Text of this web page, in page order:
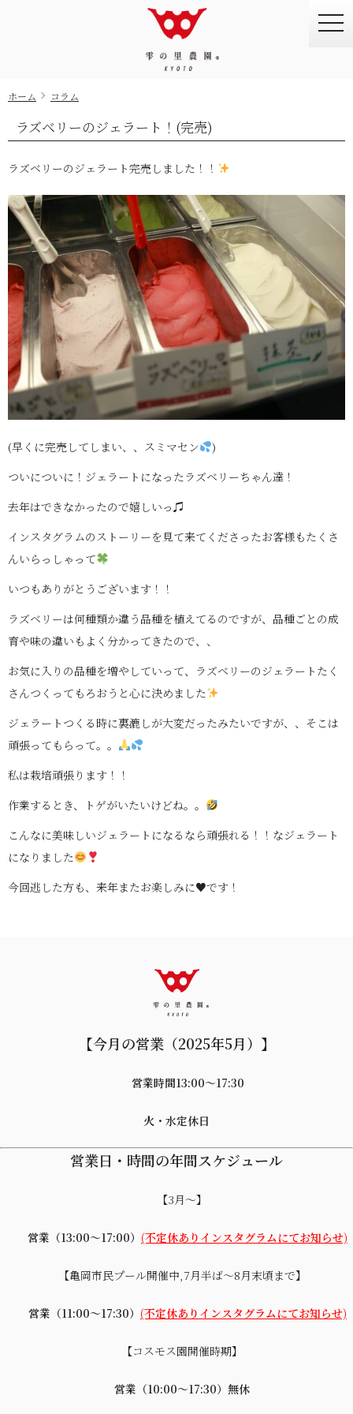
ホーム コラム
ラズベリーのジェラート！(完売)
ラズベリーのジェラート完売しました！！
(早くに完売してしまい、、スミマセン
)
ついについに！ジェラートになったラズベリーちゃん達！
去年はできなかったので嬉しいっ♫
インスタグラムのストーリーを見て来てくださったお客様もたくさ
んいらっしゃって
いつもありがとうございます！！
ラズベリーは何種類か違う品種を植えてるのですが、品種ごとの成
育や味の違いもよく分かってきたので、、
お気に入りの品種を増やしていって、ラズベリーのジェラートたく
さんつくってもろおうと心に決めました
ジェラートつくる時に裏漉しが大変だったみたいですが、、そこは
頑張ってもらって。。
私は栽培頑張ります！！
作業するとき、トゲがいたいけどね。。
こんなに美味しいジェラートになるなら頑張れる！！なジェラート
になりました
今回逃した方も、来年またお楽しみに♥です！
【今月の営業（2025年5月）】
営業時間13:00〜17:30
火・水定休日
営業日・時間の年間スケジュール
【3月～】
営業（13:00～17:00） (不定休ありインスタグラムにてお知らせ)
【亀岡市民プール開催中,7月半ば～8月末頃まで】
営業（11:00～17:30） (不定休ありインスタグラムにてお知らせ)
【コスモス園開催時期】
営業（10:00～17:30）無休